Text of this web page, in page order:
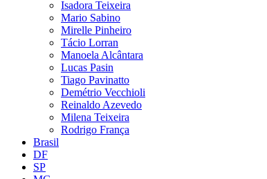
Isadora Teixeira
Mario Sabino
Mirelle Pinheiro
Tácio Lorran
Manoela Alcântara
Lucas Pasin
Tiago Pavinatto
Demétrio Vecchioli
Reinaldo Azevedo
Milena Teixeira
Rodrigo França
Brasil
DF
SP